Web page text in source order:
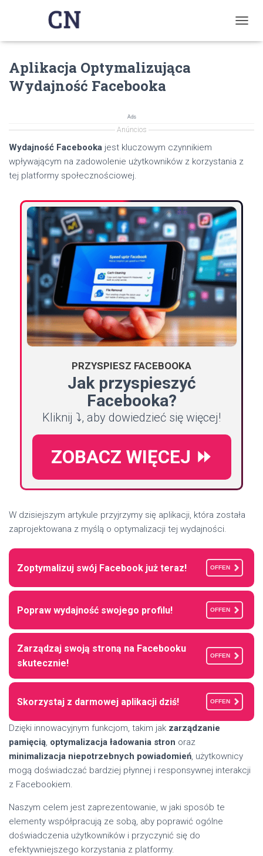
O
I
T
Aplikacja Optymalizująca
Wydajność Facebooka
Ads
Anúncios
Wydajność Facebooka jest kluczowym czynnikiem
wpływającym na zadowolenie użytkowników z korzystania z
tej platformy społecznościowej.
PRZYSPIESZ FACEBOOKA
Jak przyspieszyć
Facebooka?
Kliknij ⤵️, aby dowiedzieć się więcej!
ZOBACZ WIĘCEJ ⏩
W dzisiejszym artykule przyjrzymy się aplikacji, która została
zaprojektowana z myślą o optymalizacji tej wydajności.
Zoptymalizuj swój Facebook już teraz! OFFEN
Popraw wydajność swojego profilu! OFFEN
Zarządzaj swoją stroną na Facebooku
skutecznie!
OFFEN
Skorzystaj z darmowej aplikacji dziś! OFFEN
Dzięki innowacyjnym funkcjom, takim jak zarządzanie
pamięcią, optymalizacja ładowania stron oraz
minimalizacja niepotrzebnych powiadomień, użytkownicy
mogą doświadczać bardziej płynnej i responsywnej interakcji
z Facebookiem.
Naszym celem jest zaprezentowanie, w jaki sposób te
elementy współpracują ze sobą, aby poprawić ogólne
doświadczenia użytkowników i przyczynić się do
efektywniejszego korzystania z platformy.